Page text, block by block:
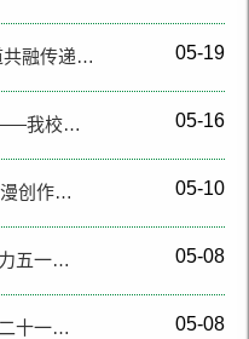
共融传递… 05-19
——我校… 05-16
漫创作… 05-10
力五一… 05-08
二十一… 05-08